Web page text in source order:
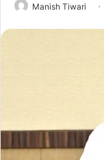
Manish Tiwari